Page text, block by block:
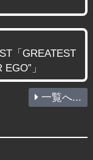
「GREATEST
」
一覧へ...